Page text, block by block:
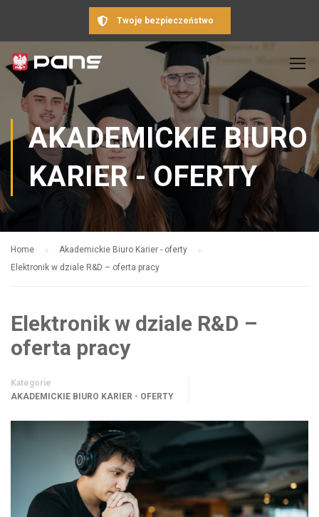
Twoje bezpieczeństwo
AKADEMICKIE BIURO
KARIER - OFERTY
Home
Akademickie Biuro Karier - oferty
Elektronik w dziale R&D – oferta pracy
Elektronik w dziale R&D –
oferta pracy
Kategorie
AKADEMICKIE BIURO KARIER - OFERTY